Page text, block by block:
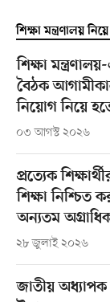
শিক্ষা মন্ত্রণালয়
শিক্ষা
বৈঠক
নিয়োগ নিয়ে
০৩ আগস্ট ২০২৬
প্রত্যেক
শিক্ষা নিশ্চিত
অন্যতম
২৮ জুলাই ২০২৬
জাতীয়